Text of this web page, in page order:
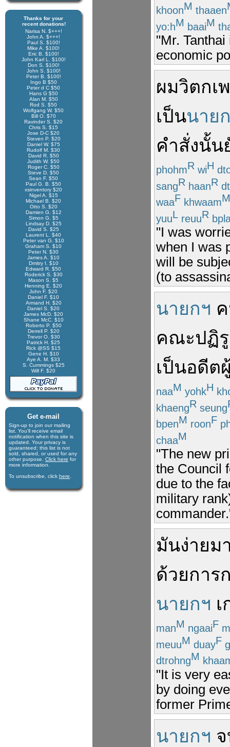
Thanks for your
recent donations!
Narisa N. $+++!
John A. $+++!
Paul S. $100!
Mike A. $100!
Eric B. $100!
John Karl L. $100!
Don S. $100!
John S. $100!
Peter B. $100!
Ingo B $50
Peter d C $50
Hans G $50
Alan M. $50
Rod S. $50
Wolfgang W. $50
Bill O. $70
Ravinder S. $20
Chris S. $15
Jose D-C $20
Steven P. $20
Daniel W. $75
Rudolf M. $30
David R. $50
Judith W. $50
Roger C. $50
Steve D. $50
Sean F. $50
Paul G. B. $50
xsinventory $20
Nigel A. $15
Michael B. $20
Otto S. $20
Damien G. $12
Simon G. $5
Lindsay D. $25
David S. $25
Laurent L. $40
Peter van G. $10
Graham S. $10
Peter N. $30
James A. $10
Dmitry I. $10
Edward R. $50
Roderick S. $30
Mason S. $5
Henning E. $20
John F. $20
Daniel F. $10
Armand H. $20
Daniel S. $20
James McD. $20
Shane McC. $10
Roberto P. $50
Derrell P. $20
Trevor O. $30
Patrick H. $25
Rick @SS $15
Gene H. $10
Aye A. M. $33
S. Cummings $25
Will F. $20
Get e-mail
Sign-up to join our mail­ing
list. You'll receive e­mail
notification when this site is
updated. Your privacy is
guaran­teed; this list is not
sold, shared, or used for any
other purpose. Click here for
more infor­mation.
To unsubscribe, click here
khoonM thaaen
yo:hM baaiM
"Mr.
economic
ผมวิตกเ
เป็นนาย
คำสั่งนั้น
phohmR wiH
sangR haanR
waaF khwaamM
yuuL reuuR
"I was
when I was
will be
(to
นายกฯ
คณะปฏิ
เป็นอดีต
naaM yohkH
khaengR seung
bpenM roonF
chaaM
"The new
the Council
due to the
military
มันง่ายม
ด้วยการ
นายกฯ เ
manM ngaaiF
meuuM duayF
dtrohngM
"It is very
by doing
former
นายกฯ